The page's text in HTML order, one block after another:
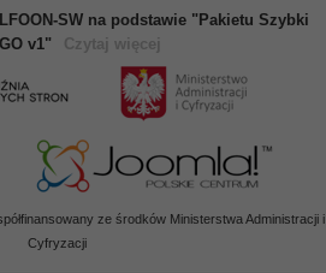
SW na podstawie "Pakietu Szybki
v1"
Czytaj więcej
ze środków Ministerstwa Administracji i
Cyfryzacji